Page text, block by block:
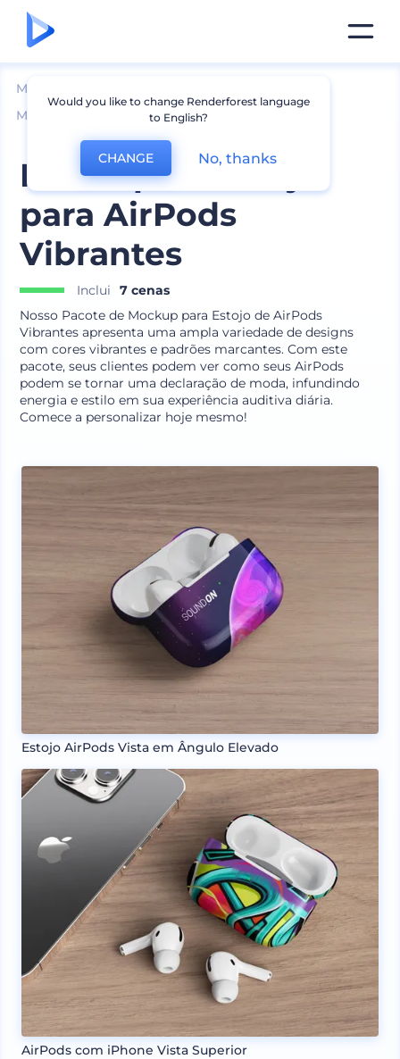
Mockups
Mockup de Acessórios para Aparelhos
Mockup de Estojo
para AirPods
Vibrantes
Inclui
7 cenas
Nosso Pacote de Mockup para Estojo de AirPods
Vibrantes apresenta uma ampla variedade de designs
com cores vibrantes e padrões marcantes. Com este
pacote, seus clientes podem ver como seus AirPods
podem se tornar uma declaração de moda, infundindo
energia e estilo em sua experiência auditiva diária.
Comece a personalizar hoje mesmo!
Estojo AirPods Vista em Ângulo Elevado
AirPods com iPhone Vista Superior
Would you like to change Renderforest language
to English?
CHANGE No, thanks